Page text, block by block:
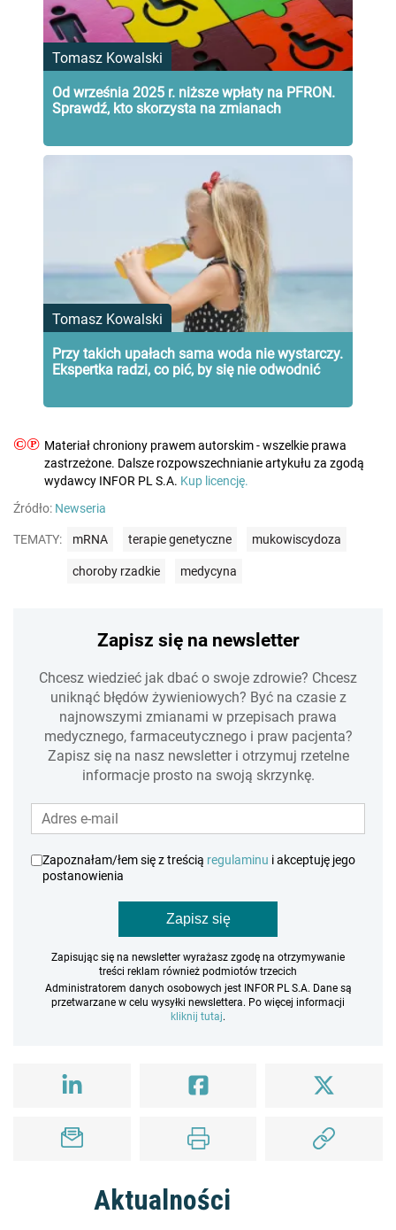
Tomasz Kowalski
Od września 2025 r. niższe wpłaty na PFRON.
Sprawdź, kto skorzysta na zmianach
Tomasz Kowalski
Przy takich upałach sama woda nie wystarczy.
Ekspertka radzi, co pić, by się nie odwodnić
©℗ Materiał chroniony prawem autorskim - wszelkie prawa
zastrzeżone. Dalsze rozpowszechnianie artykułu za zgodą
wydawcy INFOR PL S.A. Kup licencję.
Źródło: Newseria
TEMATY: mRNA terapie genetyczne mukowiscydoza
choroby rzadkie medycyna
Zapisz się na newsletter
Chcesz wiedzieć jak dbać o swoje zdrowie? Chcesz
uniknąć błędów żywieniowych? Być na czasie z
najnowszymi zmianami w przepisach prawa
medycznego, farmaceutycznego i praw pacjenta?
Zapisz się na nasz newsletter i otrzymuj rzetelne
informacje prosto na swoją skrzynkę.
Zapoznałam/łem się z treścią regulaminu i akceptuję jego
postanowienia
Zapisz się
Zapisując się na newsletter wyrażasz zgodę na otrzymywanie
treści reklam również podmiotów trzecich
Administratorem danych osobowych jest INFOR PL S.A. Dane są
przetwarzane w celu wysyłki newslettera. Po więcej informacji
kliknij tutaj.
Aktualności